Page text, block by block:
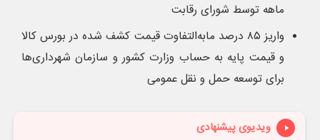
ماهه توسط شورای رقابت
واریز ۸۵ درصد مابه‌التفاوت قیمت کشف شده در بورس کالا
و قیمت پایه به حساب وزارت کشور و سازمان شهرداری‌ها
برای توسعه حمل و نقل عمومی
ویدیوی پیشنهادی